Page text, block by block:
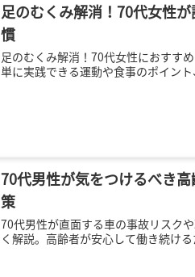
足のむくみ解消！70代女性
慣
足のむくみ解消！70代女性におすす
単に実践できる運動や食事のポイント
70代男性が気をつけるべき
策
70代男性が直面する車の事故リスク
く解説。高齢者が安心して働き続け